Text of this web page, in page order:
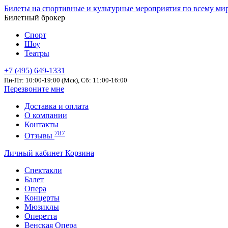
Билеты на спортивные и культурные мероприятия по всему
Билетный брокер
Спорт
Шоу
Театры
+7 (495) 649-1331
Пн-Пт: 10:00-19:00 (Мск), Сб: 11:00-16:00
Перезвоните мне
Доставка и оплата
О компании
Контакты
Отзывы 787
Личный кабинет Корзина
Спектакли
Балет
Опера
Концерты
Мюзиклы
Оперетта
Венская Опера